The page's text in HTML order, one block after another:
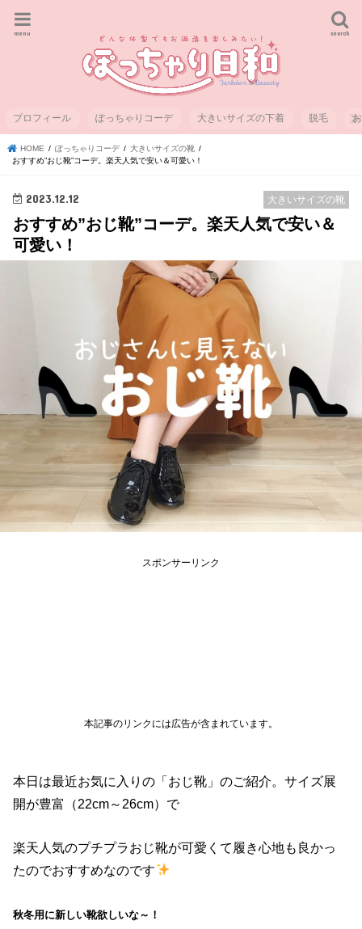
search
menu
プロフィール ぽっちゃりコーデ 大きいサイズの下着 脱毛
HOME ぽっちゃりコーデ
大きいサイズの靴
おすすめ”おじ靴”コーデ。楽天人気で安い＆可愛い！
大きいサイズの靴
2023.12.12
おすすめ”おじ靴”コーデ。楽天人気で安い＆
可愛い！
スポンサーリンク
本記事のリンクには広告が含まれています。
本日は最近お気に入りの「おじ靴」のご紹介。サイズ展
開が豊富（22cm～26cm）で
楽天人気のプチプラおじ靴が可愛くて履き心地も良かっ
たのでおすすめなのです
秋冬用に新しい靴欲しいな～！